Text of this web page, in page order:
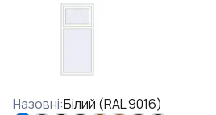
Назовні:Білий (RAL 9016)